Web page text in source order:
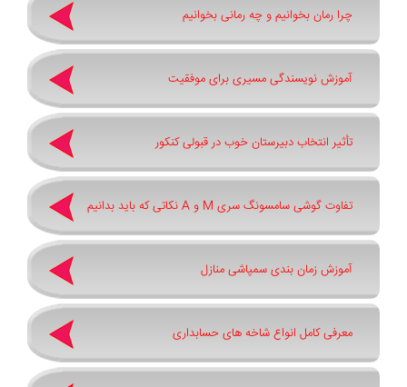
چرا رمان بخوانیم و چه رمانی بخوانیم
آموزش نویسندگی مسیری برای موفقیت
تأثیر انتخاب دبیرستان خوب در قبولی کنکور
تفاوت گوشی سامسونگ سری ‏M‏ و ‏A نکاتی که باید بدانیم
آموزش زمان بندی سمپاشی منازل
معرفی کامل انواع شاخه های حسابداری